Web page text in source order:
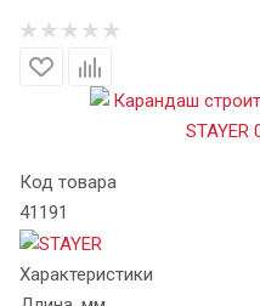
Код товара
41191
Характеристики